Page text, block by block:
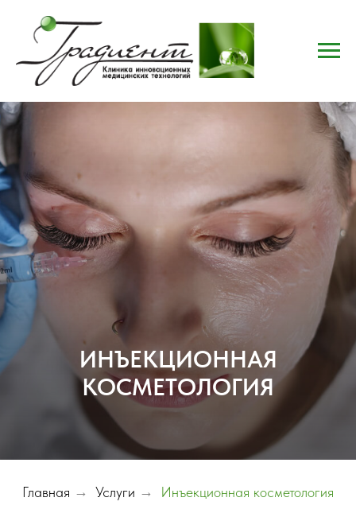
ИНЪЕКЦИОННАЯ
КОСМЕТОЛОГИЯ
Главная → Услуги → Инъекционная косметология